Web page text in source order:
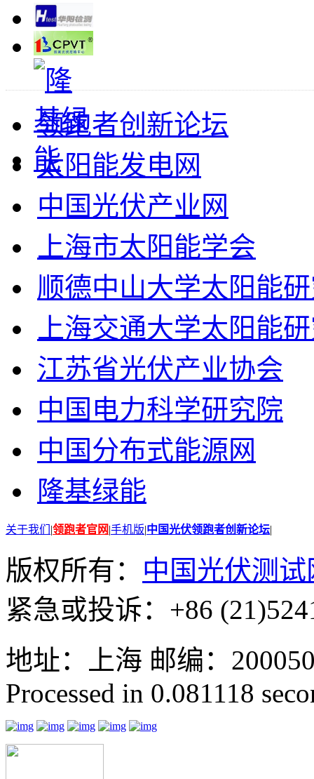
领跑者创新论坛
太阳能发电网
中国光伏产业网
上海市太阳能学会
顺德中山大学太阳能
上海交通大学太阳能
江苏省光伏产业协会
中国电力科学研究院
中国分布式能源网
隆基绿能
关于我们 |领跑者官网|手机版|中国光伏领跑者创新论坛|
版权所有： 中国光伏测试
紧急或投诉：+86
地址：上海 邮编：
Processed in 0.081118